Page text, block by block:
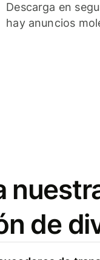
Descarga en
hay anuncios
de